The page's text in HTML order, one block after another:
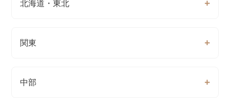
北海道・東北
関東
中部